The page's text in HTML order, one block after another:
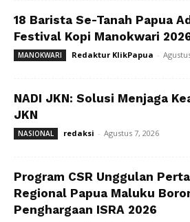
18 Barista Se-Tanah Papua
Festival Kopi Manokwari
MANOKWARI Redaktur KlikPapua -
NADI JKN: Solusi Menjaga
JKN
NASIONAL redaksi - Agustus 7, 2026
Program CSR Unggulan
Regional Papua Maluku
Penghargaan ISRA 2026